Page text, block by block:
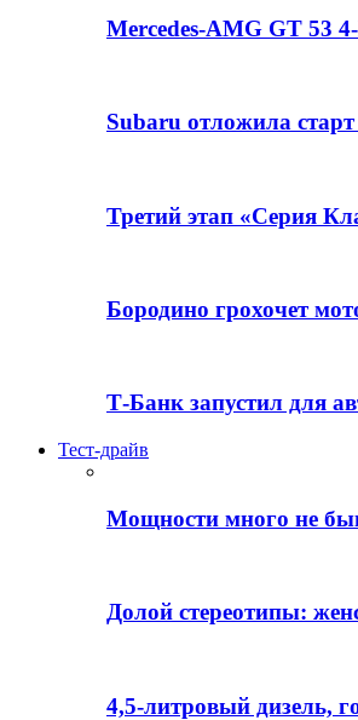
Mercedes-AMG GT 53
Subaru отложила старт
Третий этап «Серия
Бородино грохочет
Т-Банк запустил для
Тест-драйв
Мощности много не
Долой стереотипы:
4,5-литровый дизель,